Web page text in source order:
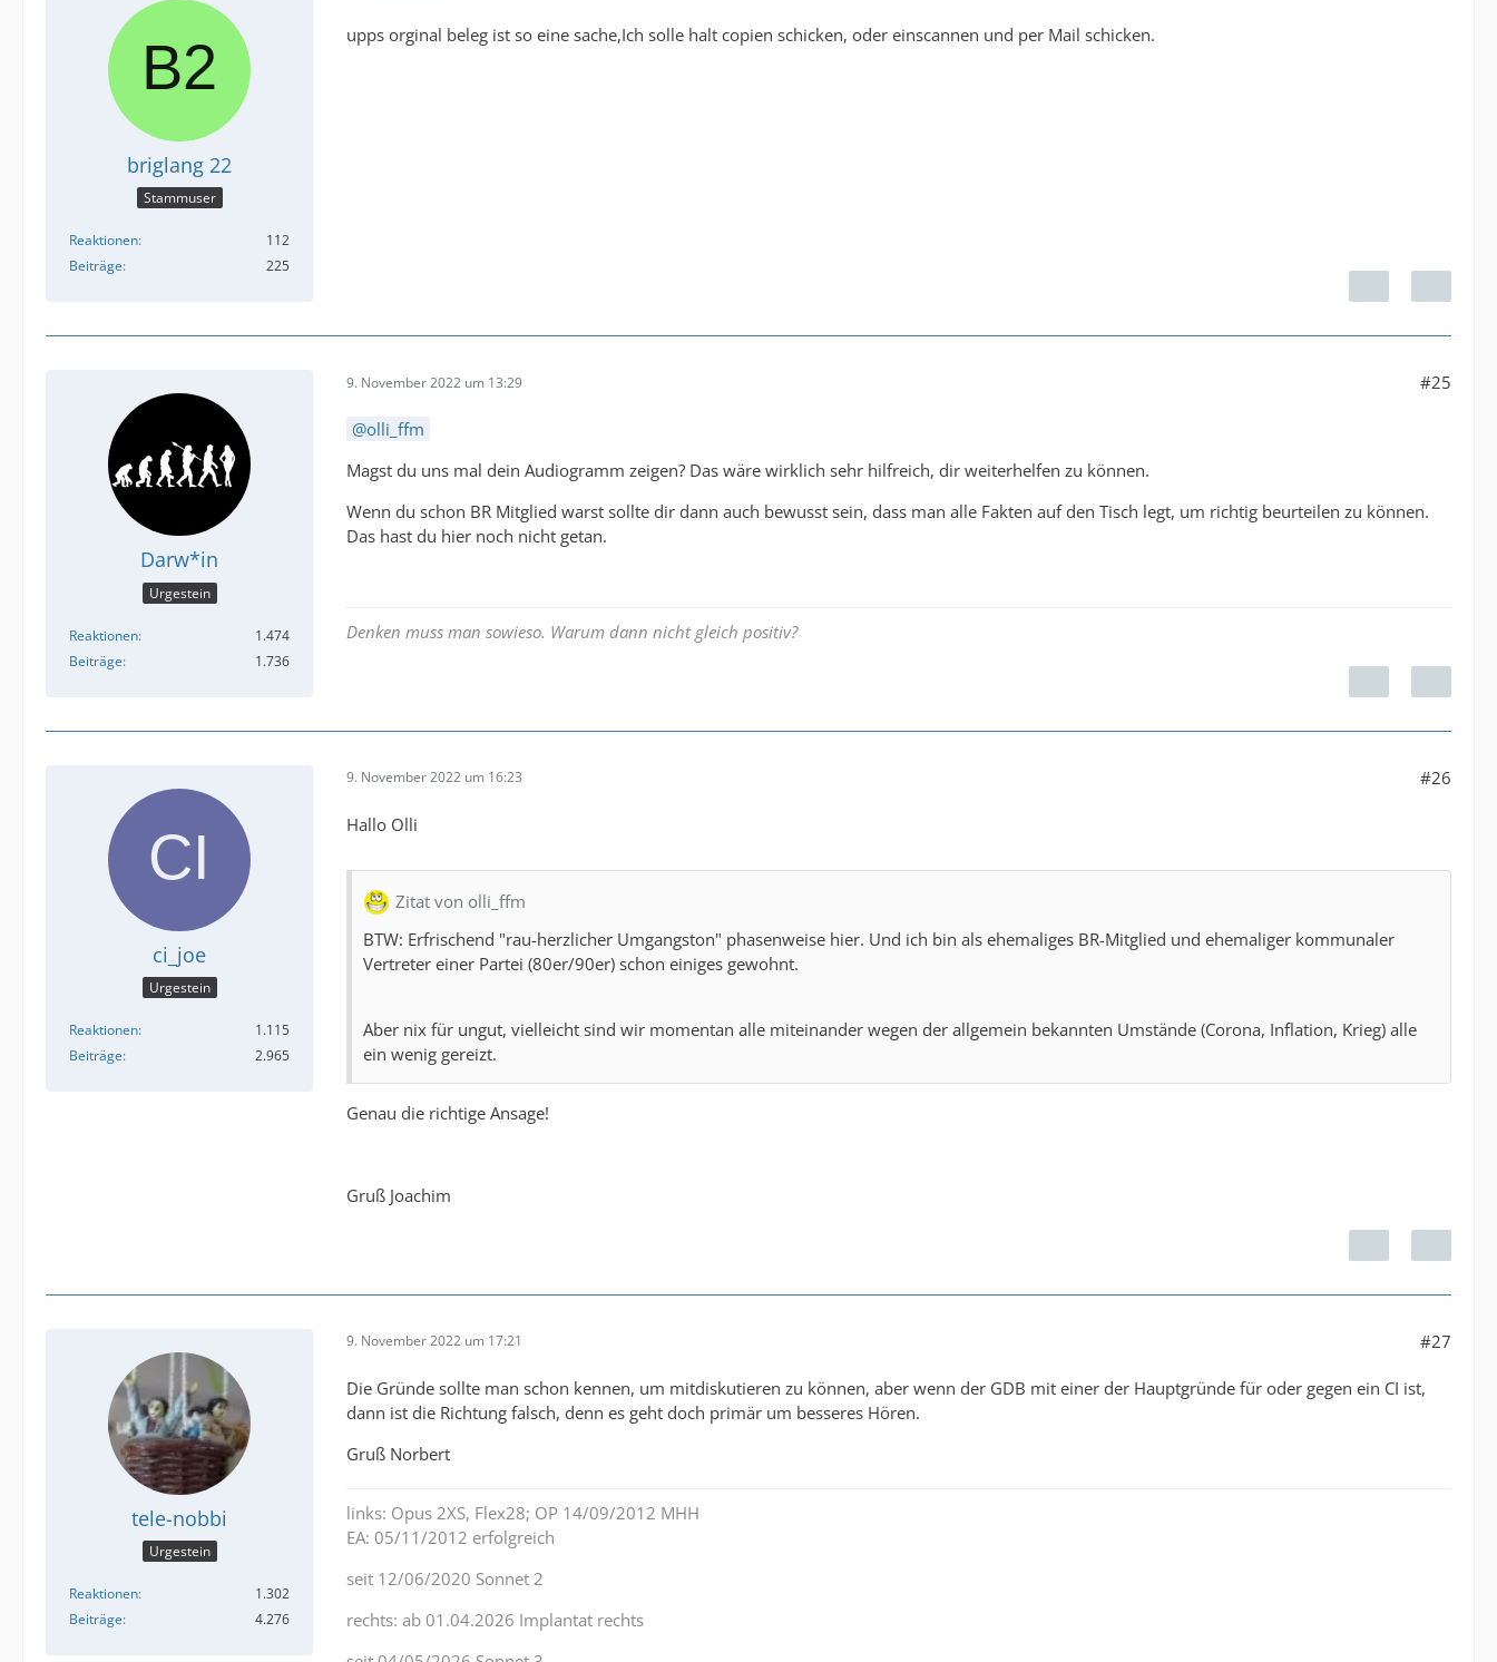
briglang 22
Stammuser
Reaktionen
112
Beiträge
225
upps orginal beleg ist so eine sache,Ich solle halt copien schicken, oder einscannen und per Mail schicken.
Darw*in
Urgestein
Reaktionen
1.474
Beiträge
1.736
9. November 2022 um 13:29 #25
olli_ffm
Magst du uns mal dein Audiogramm zeigen? Das wäre wirklich sehr hilfreich, dir weiterhelfen zu können.
Wenn du schon BR Mitglied warst sollte dir dann auch bewusst sein, dass man alle Fakten auf den Tisch legt, um richtig beurteilen zu können.
Das hast du hier noch nicht getan.
Denken muss man sowieso. Warum dann nicht gleich positiv?
ci_joe
Urgestein
Reaktionen
1.115
Beiträge
2.965
9. November 2022 um 16:23 #26
Hallo Olli
Zitat von olli_ffm
BTW: Erfrischend "rau-herzlicher Umgangston" phasenweise hier. Und ich bin als ehemaliges BR-Mitglied und ehemaliger kommunaler
Vertreter einer Partei (80er/90er) schon einiges gewohnt.
Aber nix für ungut, vielleicht sind wir momentan alle miteinander wegen der allgemein bekannten Umstände (Corona, Inflation, Krieg) alle
ein wenig gereizt.
Genau die richtige Ansage!
Gruß Joachim
tele-nobbi
Urgestein
Reaktionen
1.302
Beiträge
4.276
9. November 2022 um 17:21 #27
Die Gründe sollte man schon kennen, um mitdiskutieren zu können, aber wenn der GDB mit einer der Hauptgründe für oder gegen ein CI ist,
dann ist die Richtung falsch, denn es geht doch primär um besseres Hören.
Gruß Norbert
links: Opus 2XS, Flex28; OP 14/09/2012 MHH
EA: 05/11/2012 erfolgreich
seit 12/06/2020 Sonnet 2
rechts: ab 01.04.2026 Implantat rechts